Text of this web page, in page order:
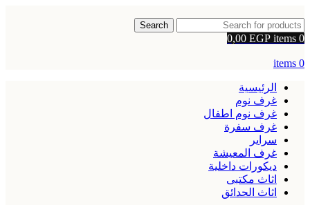
Search
0
items
0,00 EGP
0
items
الرئيسية
غرف نوم
غرف نوم اطفال
غرف سفرة
سراير
غرف المعيشة
ديكورات داخلية
اثاث مكتبى
اثاث الحدائق